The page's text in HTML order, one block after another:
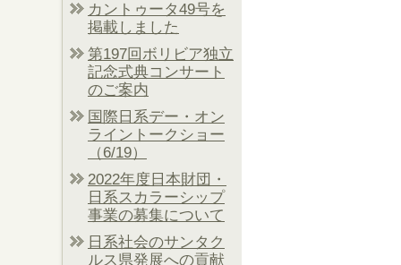
カントゥータ49号を
掲載しました
第197回ボリビア独立
記念式典コンサート
のご案内
国際日系デー・オン
ライントークショー
（6/19）
2022年度日本財団・
日系スカラーシップ
事業の募集について
日系社会のサンタク
ルス県発展への貢献